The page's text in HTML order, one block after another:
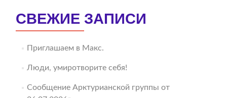
СВЕЖИЕ ЗАПИСИ
Приглашаем в Макс.
Люди, умиротворите себя!
Сообщение Арктурианской группы от